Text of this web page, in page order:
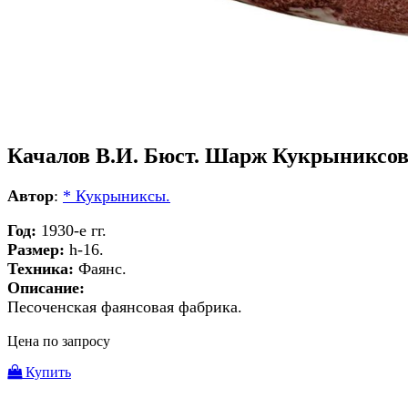
Качалов В.И. Бюст. Шарж
Автор: * Кукрыниксы.
Год: 1930-е гг.
Размер: h-16.
Техника: Фаянс.
Описание:
Песоченская фаянсовая фабрика.
Цена по запросу
Купить